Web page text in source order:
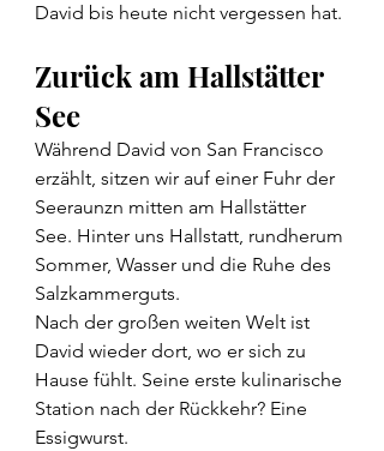
David bis heute nicht vergessen hat.
Zurück am Hallstätter
See
Während David von San Francisco
erzählt, sitzen wir auf einer Fuhr der
Seeraunzn mitten am Hallstätter
See. Hinter uns Hallstatt, rundherum
Sommer, Wasser und die Ruhe des
Salzkammerguts.
Nach der großen weiten Welt ist
David wieder dort, wo er sich zu
Hause fühlt. Seine erste kulinarische
Station nach der Rückkehr? Eine
Essigwurst.